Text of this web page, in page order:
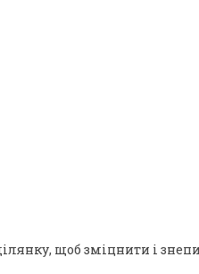
щоб зміцнити і